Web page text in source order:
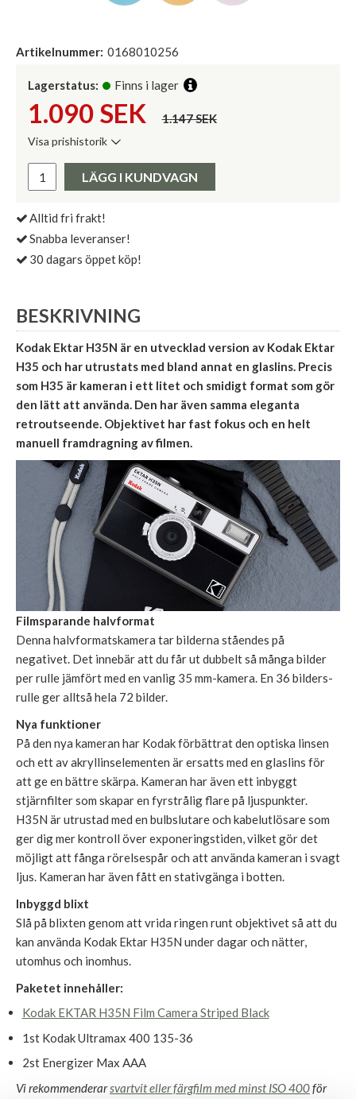
Artikelnummer: 0168010256
Lagerstatus: Finns i lager
1.090 SEK 1.147 SEK
Visa prishistorik
Pris:
LÄGG I KUNDVAGN
Alltid fri frakt!
Snabba leveranser!
30 dagars öppet köp!
BESKRIVNING
Kodak Ektar H35N är en utvecklad version av Kodak Ektar
H35 och har utrustats med bland annat en glaslins. Precis
som H35 är kameran i ett litet och smidigt format som gör
den lätt att använda. Den har även samma eleganta
retroutseende. Objektivet har fast fokus och en helt
manuell framdragning av filmen.
Filmsparande halvformat
Denna halvformatskamera tar bilderna ståendes på
negativet. Det innebär att du får ut dubbelt så många bilder
per rulle jämfört med en vanlig 35 mm-kamera. En 36 bilders-
rulle ger alltså hela 72 bilder.
Nya funktioner
På den nya kameran har Kodak förbättrat den optiska linsen
och ett av akryllinselementen är ersatts med en glaslins för
att ge en bättre skärpa. Kameran har även ett inbyggt
stjärnfilter som skapar en fyrstrålig flare på ljuspunkter.
H35N är utrustad med en bulbslutare och kabelutlösare som
ger dig mer kontroll över exponeringstiden, vilket gör det
möjligt att fånga rörelsespår och att använda kameran i svagt
ljus. Kameran har även fått en stativgänga i botten.
Inbyggd blixt
Slå på blixten genom att vrida ringen runt objektivet så att du
kan använda Kodak Ektar H35N under dagar och nätter,
utomhus och inomhus.
Paketet innehåller:
Kodak EKTAR H35N Film Camera Striped Black
1st Kodak Ultramax 400 135-36
2st Energizer Max AAA
Vi rekommenderarsvartvit eller färgfilm med minst ISO 400för